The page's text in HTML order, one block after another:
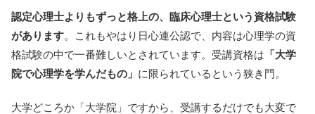
認定心理士よりもずっと格上の、臨床心理士という資格試験
があります。これもやはり日心連公認で、内容は心理学の資
格試験の中で一番難しいとされています。受講資格は 「大学
院で心理学を学んだもの」 に限られているという狭き門。
大学どころか「大学院」ですから、受講するだけでも大変で